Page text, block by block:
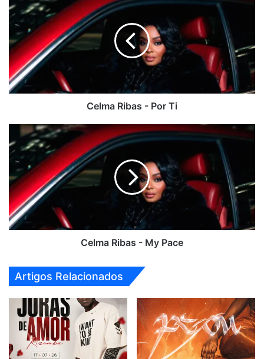
Ribas
-
Por
Ti
Celma Ribas - Por Ti
Celma
Ribas
-
My
Pace
Celma Ribas - My Pace
Artigos Relacionados